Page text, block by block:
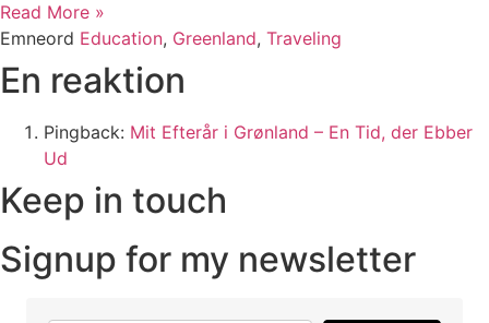
Read More »
Emneord Education, Greenland, Traveling
En reaktion
Pingback: Mit Efterår i Grønland – En Tid, der Ebber
Ud
Keep in touch
Signup for my newsletter